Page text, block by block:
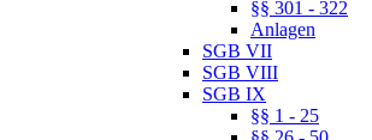
§§ 301 - 322
Anlagen
SGB VII
SGB VIII
SGB IX
§§ 1 - 25